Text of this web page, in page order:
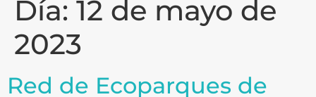
Día: 12 de mayo de
2023
Red de Ecoparques de